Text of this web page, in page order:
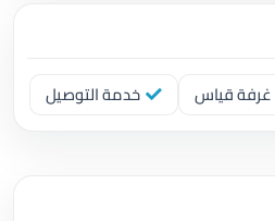
غرفة قياس خدمة التوصيل